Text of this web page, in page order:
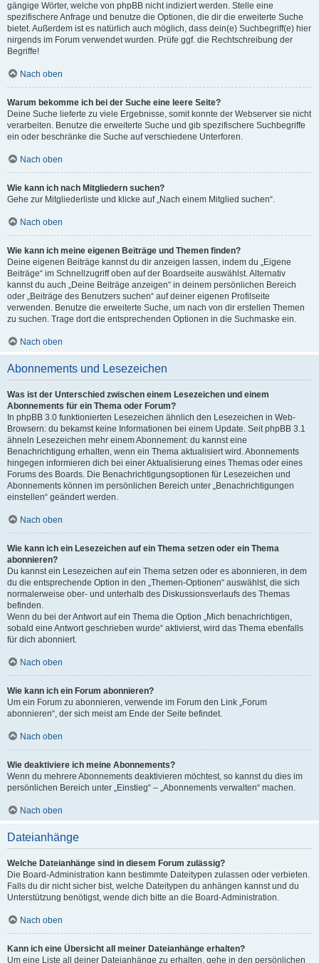
gängige Wörter, welche von phpBB nicht indiziert werden. Stelle eine
spezifischere Anfrage und benutze die Optionen, die dir die erweiterte Suche
bietet. Außerdem ist es natürlich auch möglich, dass dein(e) Suchbegriff(e) hier
nirgends im Forum verwendet wurden. Prüfe ggf. die Rechtschreibung der
Begriffe!
Nach oben
Warum bekomme ich bei der Suche eine leere Seite?
Deine Suche lieferte zu viele Ergebnisse, somit konnte der Webserver sie nicht
verarbeiten. Benutze die erweiterte Suche und gib spezifischere Suchbegriffe
ein oder beschränke die Suche auf verschiedene Unterforen.
Nach oben
Wie kann ich nach Mitgliedern suchen?
Gehe zur Mitgliederliste und klicke auf „Nach einem Mitglied suchen“.
Nach oben
Wie kann ich meine eigenen Beiträge und Themen finden?
Deine eigenen Beiträge kannst du dir anzeigen lassen, indem du „Eigene
Beiträge“ im Schnellzugriff oben auf der Boardseite auswählst. Alternativ
kannst du auch „Deine Beiträge anzeigen“ in deinem persönlichen Bereich
oder „Beiträge des Benutzers suchen“ auf deiner eigenen Profilseite
verwenden. Benutze die erweiterte Suche, um nach von dir erstellen Themen
zu suchen. Trage dort die entsprechenden Optionen in die Suchmaske ein.
Nach oben
Abonnements und Lesezeichen
Was ist der Unterschied zwischen einem Lesezeichen und einem
Abonnements für ein Thema oder Forum?
In phpBB 3.0 funktionierten Lesezeichen ähnlich den Lesezeichen in Web-
Browsern: du bekamst keine Informationen bei einem Update. Seit phpBB 3.1
ähneln Lesezeichen mehr einem Abonnement: du kannst eine
Benachrichtigung erhalten, wenn ein Thema aktualisiert wird. Abonnements
hingegen informieren dich bei einer Aktualisierung eines Themas oder eines
Forums des Boards. Die Benachrichtigungsoptionen für Lesezeichen und
Abonnements können im persönlichen Bereich unter „Benachrichtigungen
einstellen“ geändert werden.
Nach oben
Wie kann ich ein Lesezeichen auf ein Thema setzen oder ein Thema
abonnieren?
Du kannst ein Lesezeichen auf ein Thema setzen oder es abonnieren, in dem
du die entsprechende Option in den „Themen-Optionen“ auswählst, die sich
normalerweise ober- und unterhalb des Diskussionsverlaufs des Themas
befinden.
Wenn du bei der Antwort auf ein Thema die Option „Mich benachrichtigen,
sobald eine Antwort geschrieben wurde“ aktivierst, wird das Thema ebenfalls
für dich abonniert.
Nach oben
Wie kann ich ein Forum abonnieren?
Um ein Forum zu abonnieren, verwende im Forum den Link „Forum
abonnieren“, der sich meist am Ende der Seite befindet.
Nach oben
Wie deaktiviere ich meine Abonnements?
Wenn du mehrere Abonnements deaktivieren möchtest, so kannst du dies im
persönlichen Bereich unter „Einstieg“ – „Abonnements verwalten“ machen.
Nach oben
Dateianhänge
Welche Dateianhänge sind in diesem Forum zulässig?
Die Board-Administration kann bestimmte Dateitypen zulassen oder verbieten.
Falls du dir nicht sicher bist, welche Dateitypen du anhängen kannst und du
Unterstützung benötigst, wende dich bitte an die Board-Administration.
Nach oben
Kann ich eine Übersicht all meiner Dateianhänge erhalten?
Um eine Liste all deiner Dateianhänge zu erhalten, gehe in den persönlichen